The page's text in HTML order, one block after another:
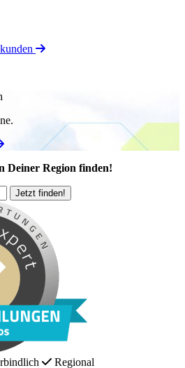
Deiner Region finden!
Regional